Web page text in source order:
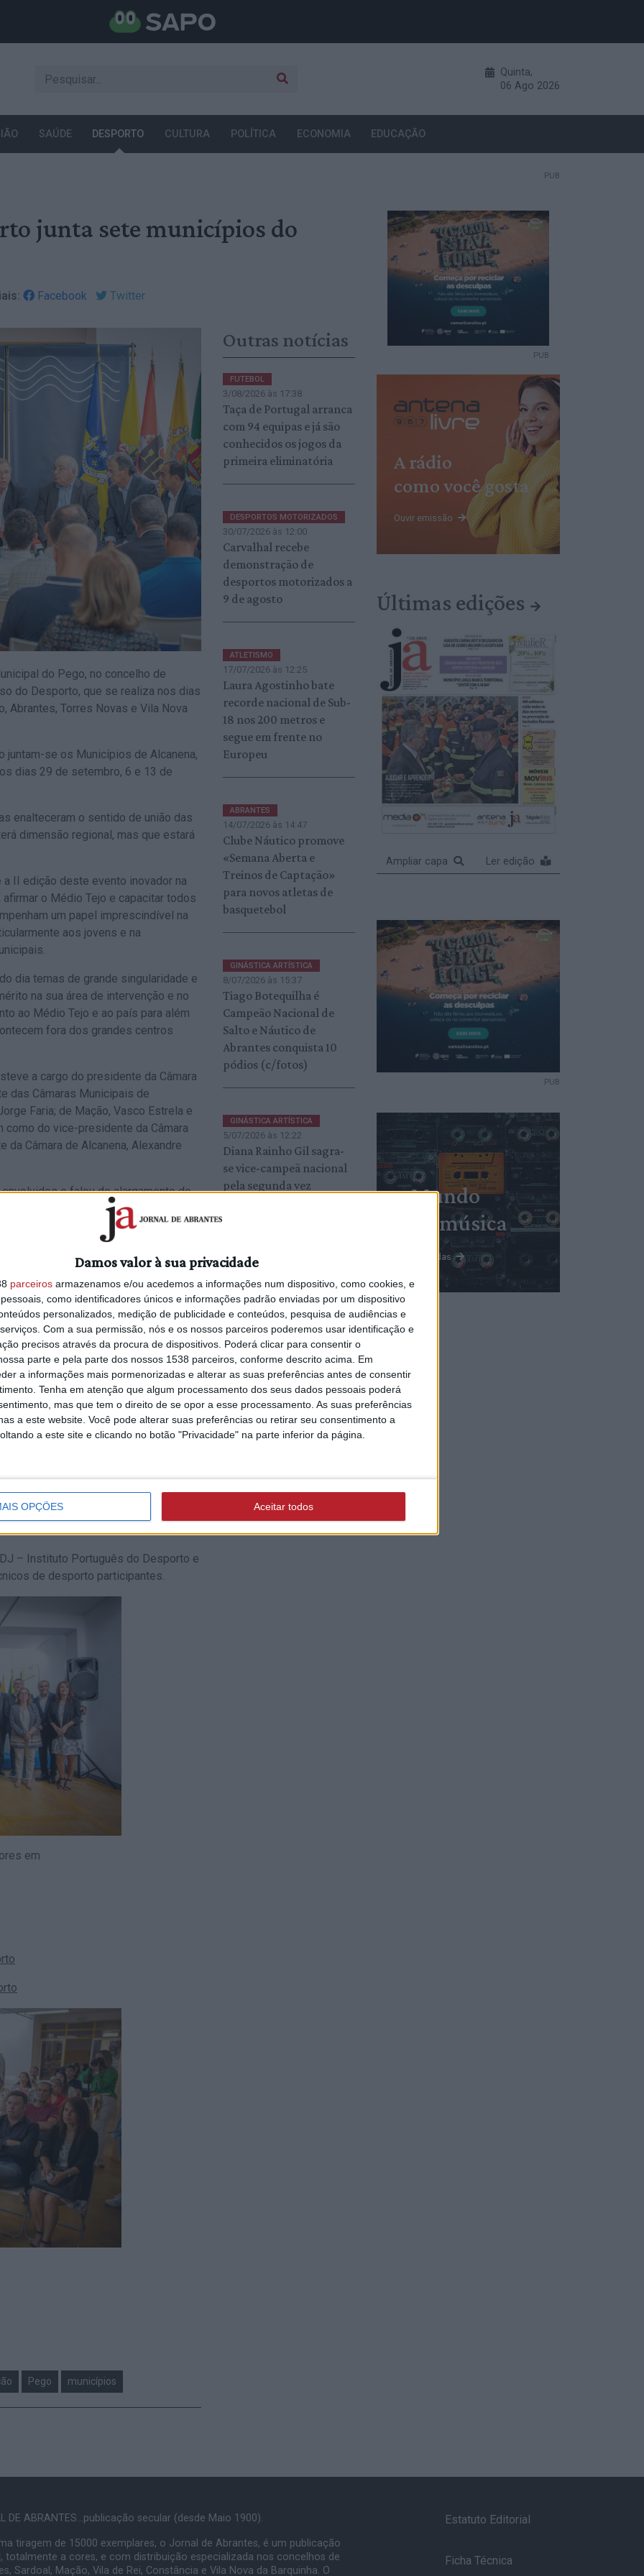
Damos valor à sua privacidade
parceiros armazenamos e/ou acedemos a informações num dispositivo, como cookies, e
como identificadores únicos e informações padrão enviadas por um dispositivo
personalizados, medição de publicidade e conteúdos, pesquisa de audiências e
Com a sua permissão, nós e os nossos parceiros poderemos usar identificação e
precisos através da procura de dispositivos. Poderá clicar para consentir o
parte e pela parte dos nossos 1538 parceiros, conforme descrito acima. Em
a informações mais pormenorizadas e alterar as suas preferências antes de consentir
Tenha em atenção que algum processamento dos seus dados pessoais poderá
mas que tem o direito de se opor a esse processamento. As suas preferências
a este website. Você pode alterar suas preferências ou retirar seu consentimento a
a este site e clicando no botão "Privacidade" na parte inferior da página.
OPÇÕES Aceitar todos
Quinta,
06 Ago 2026
SAÚDE DESPORTO CULTURA POLÍTICA ECONOMIA EDUCAÇÃO
PUB
junta sete municípios do
Facebook Twitter
do Pego, no concelho de
do Desporto, que se realiza nos dias
Abrantes, Torres Novas e Vila Nova
se os Municípios de Alcanena,
dias 29 de setembro, 6 e 13 de
enalteceram o sentido de união das
dimensão regional, mas que estará
II edição deste evento inovador na
o Médio Tejo e capacitar todos
um papel imprescindível na
aos jovens e na
dia temas de grande singularidade e
na sua área de intervenção e no
ao Médio Tejo e ao país para além
fora dos grandes centros
a cargo do presidente da Câmara
das Câmaras Municipais de
Faria; de Mação, Vasco Estrela e
como do vice-presidente da Câmara
Câmara de Alcanena, Alexandre
e falou do alargamento do
deu conta do programa do 2.º
Lourenço (Federação Portuguesa de
Santarém) e do presidente da
Leal.
que a 1.ª edição foi um sucesso e
– Instituto Português do Desporto e
de desporto participantes.
em
Pego municípios
Outras notícias
FUTEBOL
3/08/2026 às 17:38
Taça de Portugal arranca
com 94 equipas e já são
conhecidos os jogos da
primeira eliminatória
DESPORTOS MOTORIZADOS
30/07/2026 às 12:00
Carvalhal recebe
demonstração de
desportos motorizados a
9 de agosto
ATLETISMO
17/07/2026 às 12:25
Laura Agostinho bate
recorde nacional de Sub-
18 nos 200 metros e
segue em frente no
Europeu
ABRANTES
14/07/2026 às 14:47
Clube Náutico promove
«Semana Aberta e
Treinos de Captação»
para novos atletas de
basquetebol
GINÁSTICA ARTÍSTICA
8/07/2026 às 15:37
Tiago Botequilha é
Campeão Nacional de
Salto e Náutico de
Abrantes conquista 10
pódios (c/fotos)
GINÁSTICA ARTÍSTICA
5/07/2026 às 12:22
Diana Rainho Gil sagra-
se vice-campeã nacional
pela segunda vez
PUB
A rádio
como você gosta
Ouvir emissão
Últimas edições
Ampliar capa Ler edição
PUB
Mundo
da música
Ver todas
DE ABRANTES...publicação secular (desde Maio 1900).
tiragem de 15000 exemplares, o Jornal de Abrantes, é um publicação
totalmente a cores, e com distribuição especializada nos concelhos de
Sardoal, Mação, Vila de Rei, Constância e Vila Nova da Barquinha. O
Estatuto Editorial
Ficha Técnica